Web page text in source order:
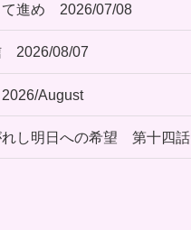
て進め 2026/07/08
2026/08/07
August
れし明日への希望 第十四話